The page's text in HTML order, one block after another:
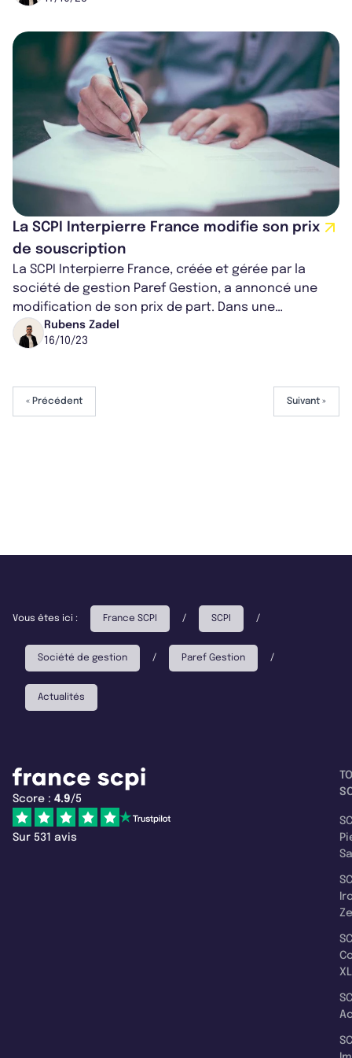
La SCPI Interpierre France modifie son prix
de souscription
La SCPI Interpierre France, créée et gérée par la
société de gestion Paref Gestion, a annoncé une
modification de son prix de part. Dans une
démarche de collecte de fonds, la SCPI...
Rubens Zadel
16/10/23
« Précédent Suivant »
Vous êtes ici : France SCPI / SCPI /
Société de gestion / Paref Gestion /
Actualités
Score : 4.9/5
Sur 531 avis
XL